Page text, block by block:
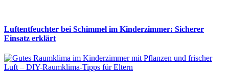
Luftentfeuchter bei Schimmel im Kinderzimmer: Sicherer
Einsatz erklärt